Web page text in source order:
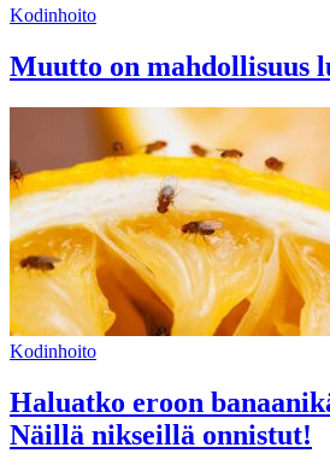
Kodinhoito
Muutto on mahdollisuus
Kodinhoito
Haluatko eroon
Näillä nikseillä onnistut!